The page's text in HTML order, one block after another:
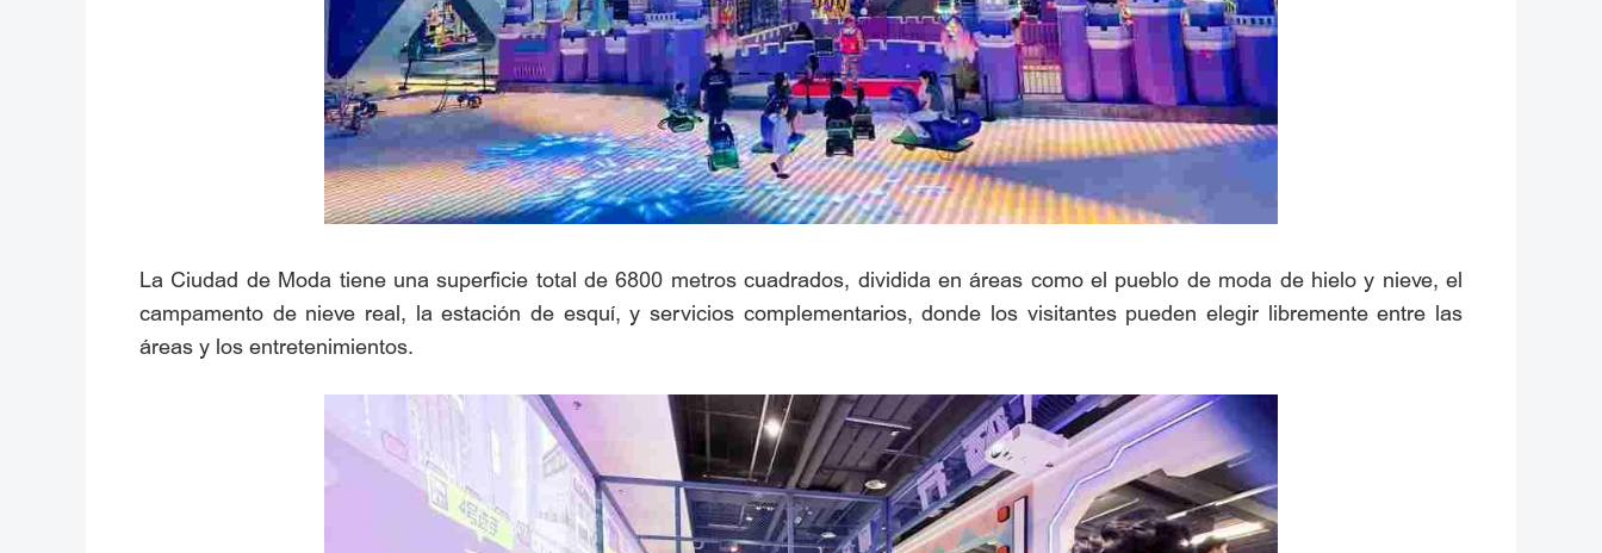
La Ciudad de Moda tiene una superficie total de 6800 metros cuadrados, dividida en áreas como el pueblo de moda de hielo y nieve, el
campamento de nieve real, la estación de esquí, y servicios complementarios, donde los visitantes pueden elegir libremente entre las
áreas y los entretenimientos.